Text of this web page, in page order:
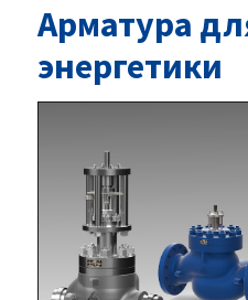
Арматура
энергетики